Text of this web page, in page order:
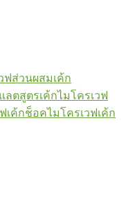
ฟส่วนผสมเค้ก
ลตสูตรเค้กไมโครเวฟ
เค้กช็อคไมโครเวฟเค้ก